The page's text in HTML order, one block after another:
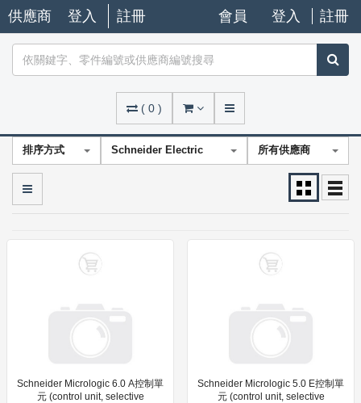
供應商 登入 註冊 會員 登入 註冊
( 0 )
排序方式 Schneider Electric 所有供應商
Schneider Micrologic 6.0 A控制單
元 (control unit, selective
Schneider Micrologic 5.0 E控制單
元 (control unit, selective